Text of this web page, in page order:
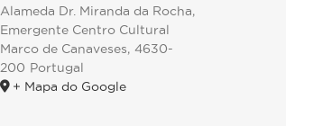
Alameda Dr. Miranda da Rocha,
Emergente Centro Cultural
Marco de Canaveses, 4630-
200 Portugal
+ Mapa do Google